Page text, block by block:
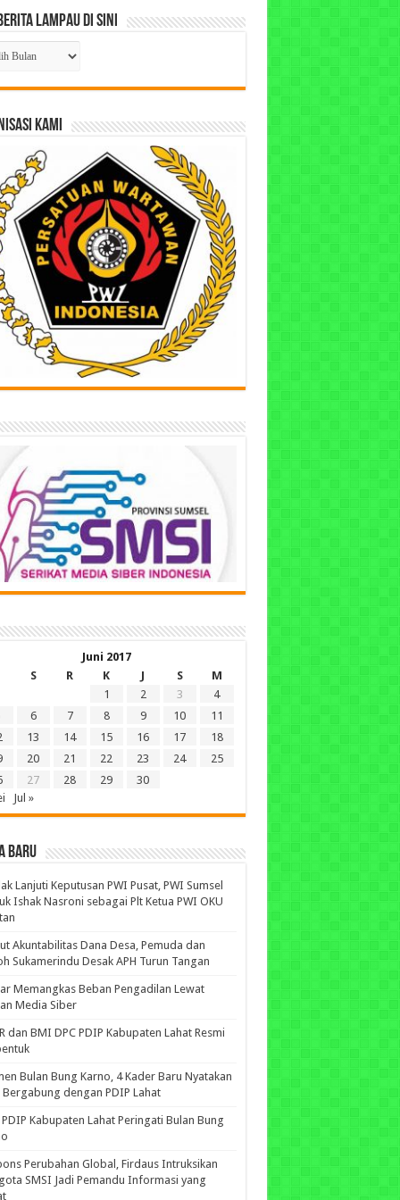
Lampau di Sini
KAMI
Juni 2017
S R K J S
M
1
2 3
4
6 7 8 9 10
11
13 14 15 16 17
18
20 21 22 23 24
25
27 28 29
30
Jul »
BARU
Lanjuti Keputusan PWI Pusat, PWI Sumsel
Ishak Nasroni sebagai Plt Ketua PWI OKU
Akuntabilitas Dana Desa, Pemuda dan
Sukamerindu Desak APH Turun Tangan
Memangkas Beban Pengadilan Lewat
Media Siber
dan BMI DPC PDIP Kabupaten Lahat Resmi
Bulan Bung Karno, 4 Kader Baru Nyatakan
Bergabung dengan PDIP Lahat
PDIP Kabupaten Lahat Peringati Bulan Bung
Perubahan Global, Firdaus Intruksikan
SMSI Jadi Pemandu Informasi yang